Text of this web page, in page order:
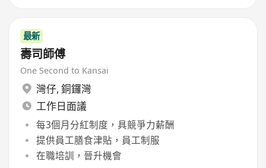
最新
壽司師傅
One Second to Kansai
灣仔, 銅鑼灣
工作日面議
每3個月分紅制度，具競爭力薪酬
提供員工膳食津貼，員工制服
在職培訓，晉升機會